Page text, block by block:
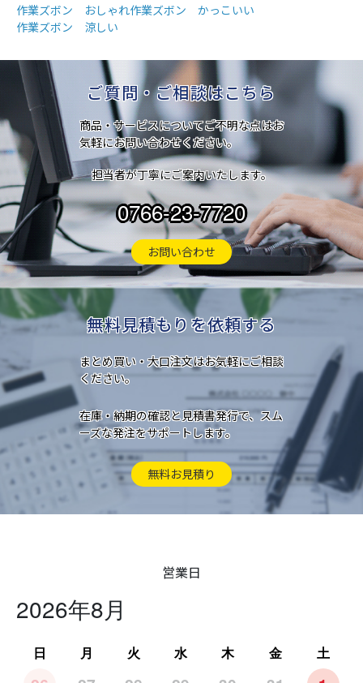
作業ズボン おしゃれ作業ズボン かっこいい
作業ズボン 涼しい
ご質問・ご相談はこちら
商品・サービスについてご不明な点はお
気軽にお問い合わせください。
担当者が丁寧にご案内いたします。
0766-23-7720
お問い合わせ
無料見積もりを依頼する
まとめ買い・大口注文はお気軽にご相談
ください。
在庫・納期の確認と見積書発行で、スム
ーズな発注をサポートします。
無料お見積り
営業日
2026年8月
日 月 火 水 木 金 土